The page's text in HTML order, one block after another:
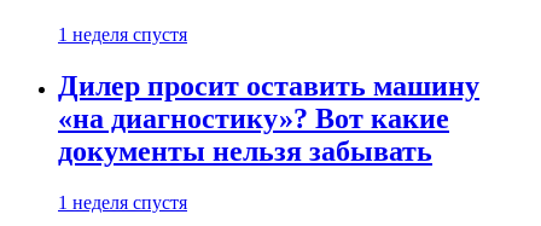
1 неделя спустя
Дилер просит оставить машину
«на диагностику»? Вот какие
документы нельзя забывать
1 неделя спустя